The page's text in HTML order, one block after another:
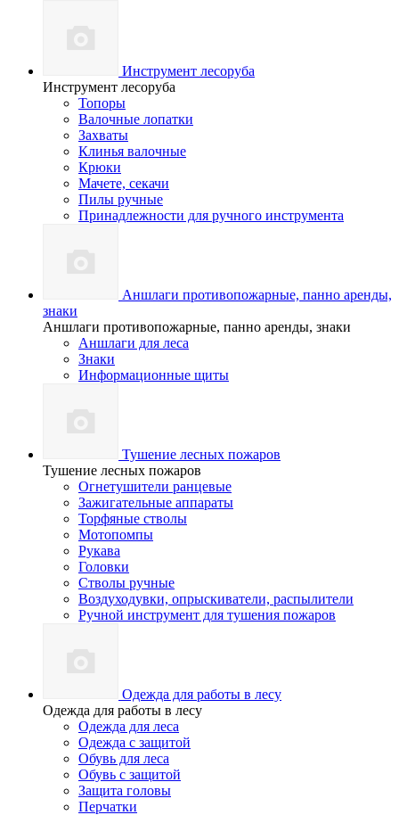
Инструмент лесоруба
Инструмент лесоруба
Топоры
Валочные лопатки
Захваты
Клинья валочные
Крюки
Мачете, секачи
Пилы ручные
Принадлежности для ручного инструмента
Аншлаги противопожарные, панно аренды,
знаки
Аншлаги противопожарные, панно аренды, знаки
Аншлаги для леса
Знаки
Информационные щиты
Тушение лесных пожаров
Тушение лесных пожаров
Огнетушители ранцевые
Зажигательные аппараты
Торфяные стволы
Мотопомпы
Рукава
Головки
Стволы ручные
Воздуходувки, опрыскиватели, распылители
Ручной инструмент для тушения пожаров
Одежда для работы в лесу
Одежда для работы в лесу
Одежда для леса
Одежда с защитой
Обувь для леса
Обувь с защитой
Защита головы
Перчатки